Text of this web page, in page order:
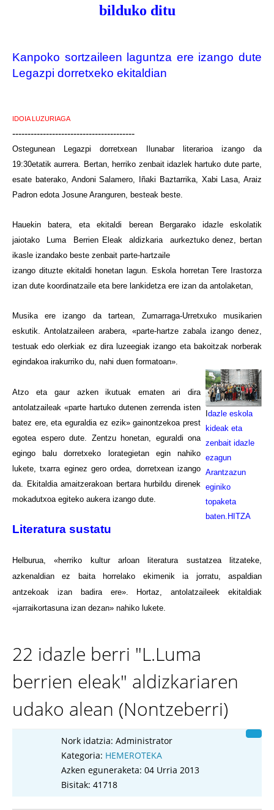
bilduko ditu
Kanpoko sortzaileen laguntza ere izango dute
Legazpi dorretxeko ekitaldian
IDOIA LUZURIAGA
----------------------------------------
Ostegunean Legazpi dorretxean Ilunabar literarioa izango da
19:30etatik aurrera. Bertan, herriko zenbait idazlek hartuko dute parte,
esate baterako, Andoni Salamero, Iñaki Baztarrika, Xabi Lasa, Araiz
Padron edota Josune Aranguren, besteak beste.
Hauekin batera, eta ekitaldi berean Bergarako idazle eskolatik
jaiotako Luma Berrien Eleak aldizkaria aurkeztuko denez, bertan
ikasle izandako beste zenbait parte-hartzaile
izango dituzte ekitaldi honetan lagun. Eskola horretan Tere Irastorza
izan dute koordinatzaile eta bere lankidetza ere izan da antolaketan,
Musika ere izango da tartean, Zumarraga-Urretxuko musikarien
eskutik. Antolatzaileen arabera, «parte-hartze zabala izango denez,
testuak edo olerkiak ez dira luzeegiak izango eta bakoitzak norberak
egindakoa irakurriko du, nahi duen formatoan».
dazle eskola
kideak eta
zenbait idazle
ezagun
Arantzazun
eginiko
topaketa
baten.HITZA
Atzo eta gaur azken ikutuak ematen ari dira
antolatzaileak «parte hartuko dutenen zerrenda isten
batez ere, eta eguraldia ez ezik» gainontzekoa prest
egotea espero dute. Zentzu honetan, eguraldi ona
egingo balu dorretxeko lorategietan egin nahiko
lukete, txarra eginez gero ordea, dorretxean izango
da. Ekitaldia amaitzerakoan bertara hurbildu direnek
mokadutxoa egiteko aukera izango dute.
Literatura sustatu
Helburua, «herriko kultur arloan literatura sustatzea litzateke,
azkenaldian ez baita horrelako ekimenik ia jorratu, aspaldian
antzekoak izan badira ere». Hortaz, antolatzaileek ekitaldiak
«jarraikortasuna izan dezan» nahiko lukete.
22 idazle berri "L.Luma
berrien eleak" aldizkariaren
udako alean (Nontzeberri)
Nork idatzia: Administrator
Kategoria: HEMEROTEKA
Azken eguneraketa: 04 Urria 2013
Bisitak: 41718